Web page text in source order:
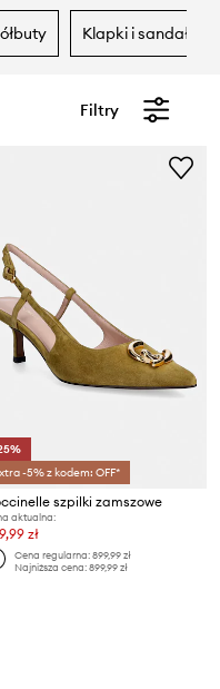
klapki i sandały
Filtry
-5% z kodem: OFF*
szpilki zamszowe
aktualna:
zł
Cena regularna:899,99 zł
Najniższa cena:899,99 zł